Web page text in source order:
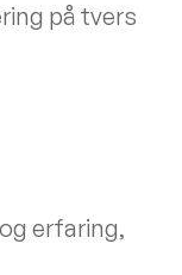
på tvers
erfaring,